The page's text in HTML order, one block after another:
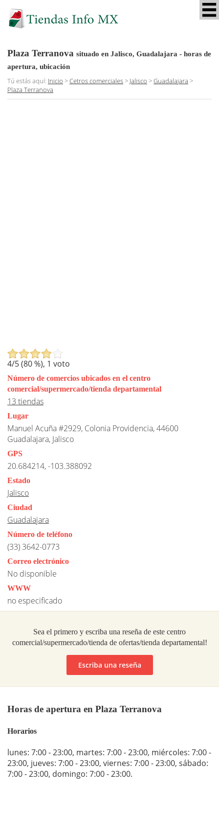
Plaza Terranova situado en Jalisco, Guadalajara - horas de
apertura, ubicación
Tú estás aquí: Inicio >Cetros comerciales> Jalisco >Guadalajara >
Plaza Terranova
4/5 (80%), 1 voto
Número de comercios ubicados en el centro
comercial/supermercado/tienda departamental
13 tiendas
Lugar
Manuel Acuña #2929, Colonia Providencia, 44600
Guadalajara, Jalisco
GPS
20.684214, -103.388092
Estado
Jalisco
Ciudad
Guadalajara
Número de teléfono
(33) 3642-0773
Correo electrónico
No disponible
WWW
no especificado
Sea el primero y escriba una reseña de este centro
comercial/supermercado/tienda de ofertas/tienda departamental!
Escriba una reseña
Horas de apertura en Plaza Terranova
Horarios
lunes: 7:00 - 23:00, martes: 7:00 - 23:00, miércoles: 7:00 -
23:00, jueves: 7:00 - 23:00, viernes: 7:00 - 23:00, sábado:
7:00 - 23:00, domingo: 7:00 - 23:00.